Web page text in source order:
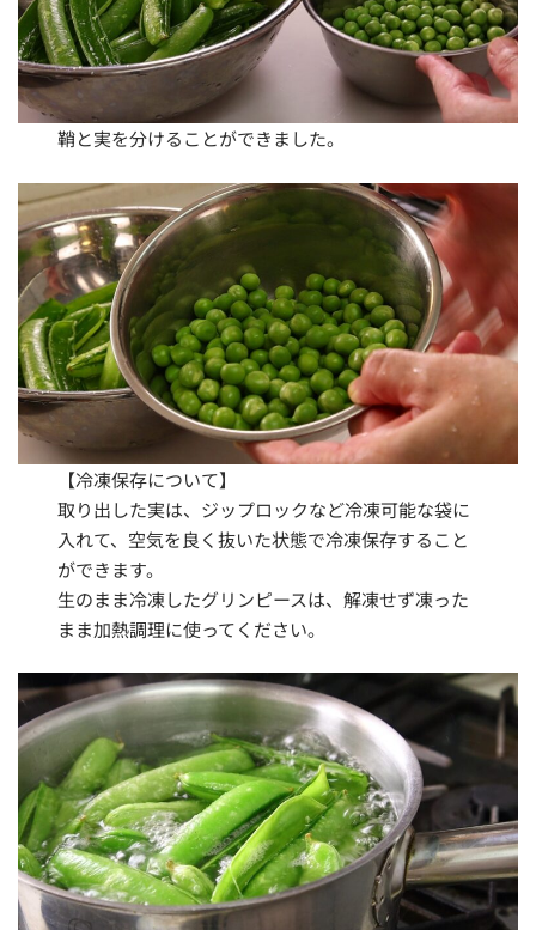
鞘と実を分けることができました。
【冷凍保存について】
取り出した実は、ジップロックなど冷凍可能な袋に
入れて、空気を良く抜いた状態で冷凍保存すること
ができます。
生のまま冷凍したグリンピースは、解凍せず凍った
まま加熱調理に使ってください。